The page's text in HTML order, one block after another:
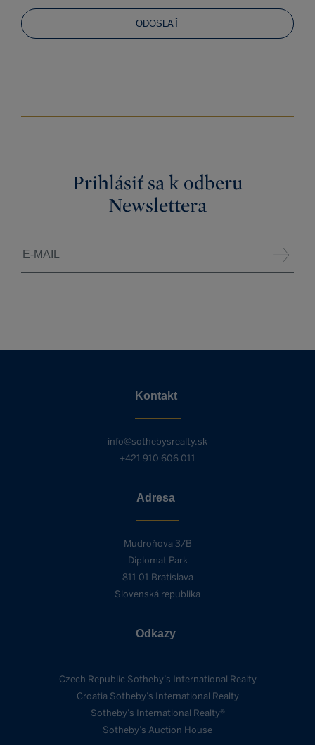
ODOSLAŤ
Prihlásiť sa k odberu
Newslettera
Kontakt
info@sothebysrealty.sk
+421 910 606 011
Adresa
Mudroňova 3/B
Diplomat Park
811 01 Bratislava
Slovenská republika
Odkazy
Czech Republic Sotheby’s International Realty
Croatia Sotheby’s International Realty
Sotheby’s International Realty®
Sotheby’s Auction House